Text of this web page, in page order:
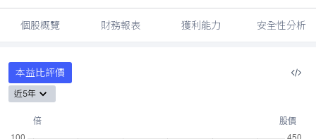
個股概覽 財務報表 獲利能力 安全性分析
本益比評價
近5年